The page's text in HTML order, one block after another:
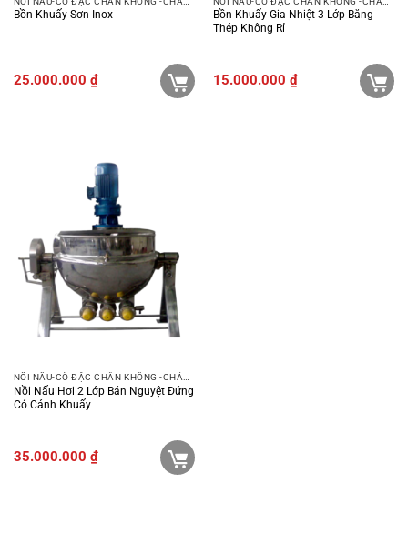
Bồn Khuấy Sơn Inox
25.000.000 ₫
Bồn Khuấy Gia Nhiệt 3 Lớp Bằng
Thép Không Rỉ
15.000.000 ₫
NỒI NẤU-CÔ ĐẶC CHÂN KHÔNG -CHẢO XÀO
Nồi Nấu Hơi 2 Lớp Bán Nguyệt Đứng
Có Cánh Khuấy
35.000.000 ₫